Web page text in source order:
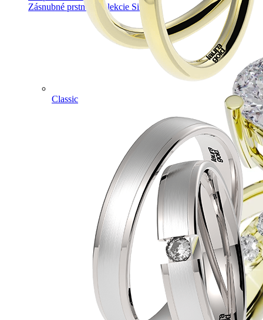
Zásnubné prstne z kolekcie Simple.
Classic